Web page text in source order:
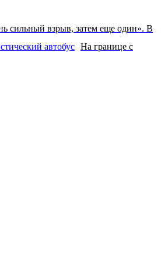
сильный взрыв, затем еще один». В
На границе с